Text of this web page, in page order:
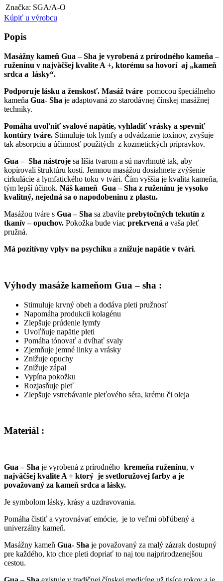
Značka: SGA/A-O
Kúpiť u výrobcu
Popis
Masážny kameň Gua – Sha je vyrobená z prírodného kameňa –
ruženínu v najväčšej kvalite A +, ktorému sa hovorí aj „kameň
srdca a lásky“.
Podporuje lásku a ženskosť. Masáž tváre pomocou špeciálneho
kameňa Gua- Sha je adaptovaná zo starodávnej čínskej masážnej
techniky.
Pomáha uvoľniť svalové napätie, vyhladiť vrásky a spevniť
kontúry tváre. Stimuluje tok lymfy a odvádzanie toxínov, zvyšuje
tak absorpciu a účinnosť použitých z kozmetických prípravkov.
Gua – Sha nástroje sa líšia tvarom a sú navrhnuté tak, aby
kopírovali štruktúru kostí. Jemnou masážou dosiahnete zvýšenie
cirkulácie a lymfatického toku v tvári. Čím vyššia je kvalita kameňa,
tým lepší účinok. Náš kameň Gua – Sha z ruženínu je vysoko
kvalitný, nejedná sa o napodobeninu z plastu.
Masážou tváre s Gua – Sha sa zbavíte prebytočných tekutín z
tkanív – opuchov. Pokožka bude viac prekrvená a vaša pleť
pružná.
Má pozitívny vplyv na psychiku a znižuje napätie v tvári.
Výhody masáže kameňom Gua – sha :
Stimuluje krvný obeh a dodáva pleti pružnosť
Napomáha produkcii kolagénu
Zlepšuje prúdenie lymfy
Uvoľňuje napätie pleti
Pomáha tónovať a dvíhať svaly
Zjemňuje jemné linky a vrásky
Znižuje opuchy
Znižuje zápal
Vypína pokožku
Rozjasňuje pleť
Zlepšuje vstrebávanie pleťového séra, krému či oleja
Materiál :
Gua – Sha je vyrobená z prírodného kremeňa ruženínu, v
najväčšej kvalite A + ktorý je svetloružovej farby a je
považovaný za kameň srdca a lásky.
Je symbolom lásky, krásy a uzdravovania.
Pomáha čistiť a vyrovnávať emócie, je to veľmi obľúbený a
univerzálny kameň.
Masážny kameň Gua- Sha je považovaný za malý zázrak dostupný
pre každého, kto chce pleti dopriať to naj tou najprirodzenejšou
cestou.